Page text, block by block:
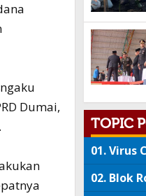
Dumai,
TOPIC
01.Virus
02. Blok